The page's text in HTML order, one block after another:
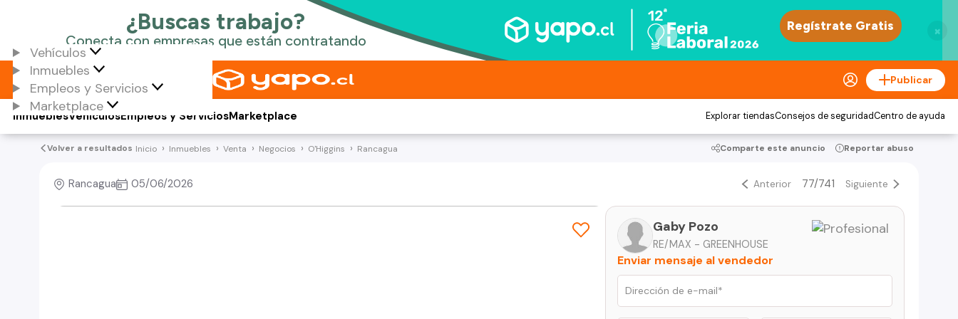
×
Vehículos
Inmuebles
Empleos y Servicios
Marketplace
Publicar
Vehículos
Inmuebles Empleos y ServiciosMarketplace Explorar tiendasConsejos de seguridadCentro de ayuda
Volver a resultados Inicio Inmuebles Venta Negocios O'Higgins Rancagua Comparte este anuncio Reportar abuso
Rancagua 05/06/2026 Anterior 77/741 Siguiente
Gaby Pozo
RE/MAX - GREENHOUSE
Enviar mensaje al vendedor